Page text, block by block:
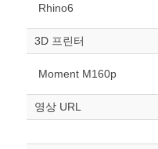
폭
mm
스케일
STL다운
Rhino6
3D 프린터
Moment M160p
영상 URL